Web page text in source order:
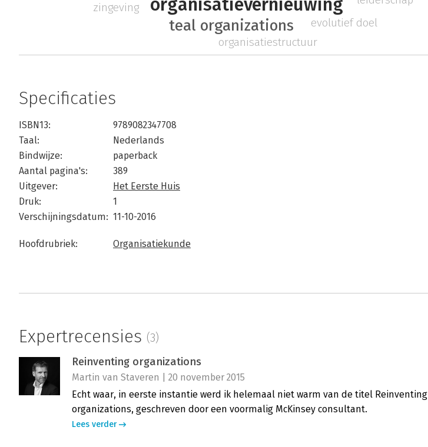
organisatievernieuwing
teal organizations
organisatiestructuur
zingeving
evolutief doel
Specificaties
ISBN13:
9789082347708
Taal:
Nederlands
Bindwijze:
paperback
Aantal pagina's:
389
Uitgever:
Het Eerste Huis
Druk:
1
Verschijningsdatum: 11-10-2016
Hoofdrubriek: Organisatiekunde
Expertrecensies (3)
Reinventing organizations
Martin van Staveren | 20 november 2015
Echt waar, in eerste instantie werd ik helemaal niet warm van de titel Reinventing
organizations, geschreven door een voormalig McKinsey consultant.
Lees verder